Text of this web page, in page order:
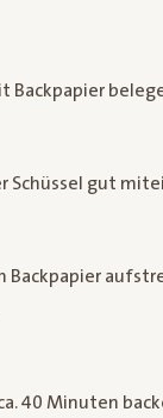
Backpapier
Schüssel gut
Backpapier
40 Minuten